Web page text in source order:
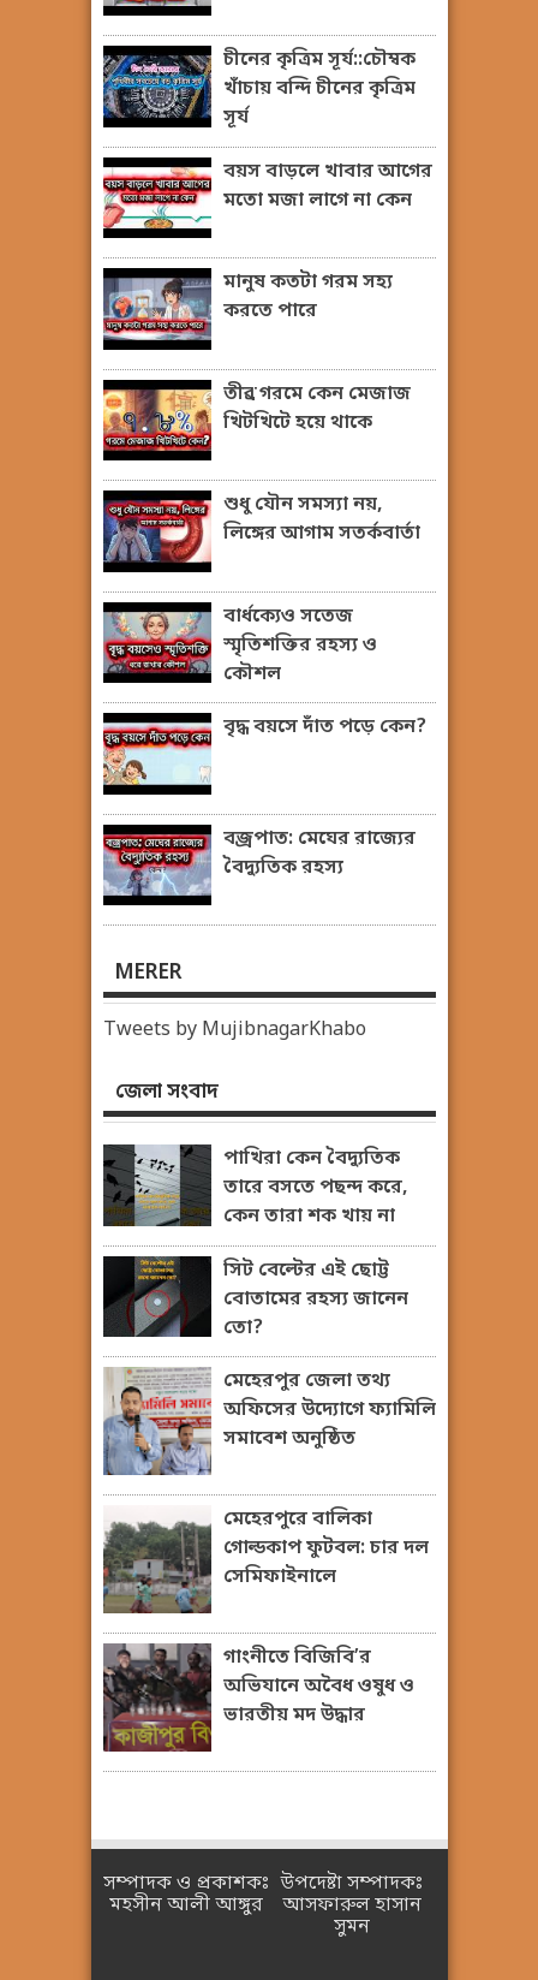
চীনের কৃত্রিম সূর্য::চৌম্বক
খাঁচায় বন্দি চীনের কৃত্রিম
সূর্য
বয়স বাড়লে খাবার আগের
মতো মজা লাগে না কেন
মানুষ কতটা গরম সহ্য
করতে পারে
তীব্র গরমে কেন মেজাজ
খিটখিটে হয়ে থাকে
শুধু যৌন সমস্যা নয়,
লিঙ্গের আগাম সতর্কবার্তা
বার্ধক্যেও সতেজ
স্মৃতিশক্তির রহস্য ও
কৌশল
বৃদ্ধ বয়সে দাঁত পড়ে কেন?
বজ্রপাত: মেঘের রাজ্যের
বৈদ্যুতিক রহস্য
MERER
Tweets by MujibnagarKhabo
জেলা সংবাদ
পাখিরা কেন বৈদ্যুতিক
তারে বসতে পছন্দ করে,
কেন তারা শক খায় না
সিট বেল্টের এই ছোট্ট
বোতামের রহস্য জানেন
তো?
মেহেরপুর জেলা তথ্য
অফিসের উদ্যোগে ফ্যামিলি
সমাবেশ অনুষ্ঠিত
মেহেরপুরে বালিকা
গোল্ডকাপ ফুটবল: চার দল
সেমিফাইনালে
গাংনীতে বিজিবি’র
অভিযানে অবৈধ ওষুধ ও
ভারতীয় মদ উদ্ধার
সম্পাদক ও প্রকাশকঃ
মহসীন আলী আঙ্গুর
উপদেষ্টা সম্পাদকঃ
আসফারুল হাসান
সুমন